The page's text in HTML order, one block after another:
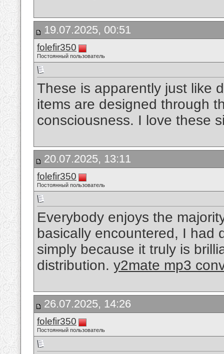
19.07.2025, 00:51
folefir350
Постоянный пользователь
These is apparently just like
items are designed through
consciousness. I love these
20.07.2025, 13:11
folefir350
Постоянный пользователь
Everybody enjoys the
basically encountered, I had
simply because it truly is
distribution. y2mate mp3
26.07.2025, 14:26
folefir350
Постоянный пользователь